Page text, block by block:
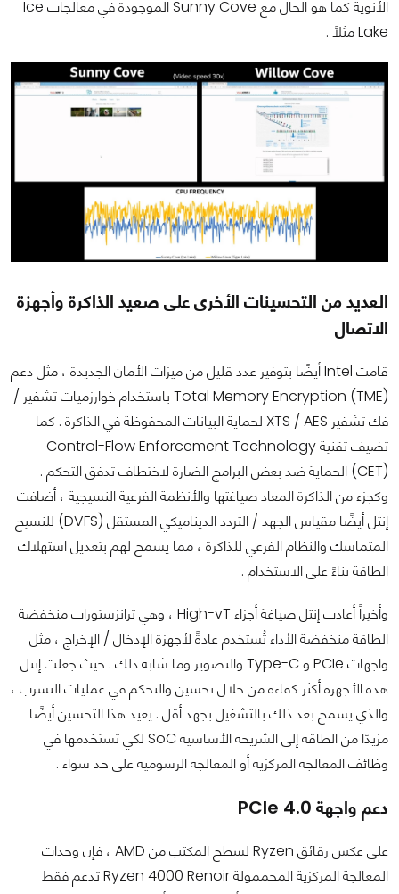
الأنوية كما هو الحال مع Sunny Cove الموجودة في معالجات Ice
Lake مثلاً .
العديد من التحسينات الأخرى على صعيد الذاكرة وأجهزة
الاتصال
قامت Intel أيضًا بتوفير عدد قليل من ميزات الأمان الجديدة ، مثل دعم
Total Memory Encryption (TME) باستخدام خوارزميات تشفير /
فك تشفير XTS / AES لحماية البيانات المحفوظة في الذاكرة . كما
تضيف تقنية Control-Flow Enforcement Technology
(CET) الحماية ضد بعض البرامج الضارة لاختطاف تدفق التحكم .
وكجزء من الذاكرة المعاد صياغتها والأنظمة الفرعية النسيجية ، أضافت
إنتل أيضًا مقياس الجهد / التردد الديناميكي المستقل (DVFS) للنسيج
المتماسك والنظام الفرعي للذاكرة ، مما يسمح لهم بتعديل استهلاك
الطاقة بناءً على الاستخدام .
وأخيراً
أعادت إنتل صياغة أجزاء High-vT ، وهي ترانزستورات منخفضة
الطاقة منخفضة الأداء تُستخدم عادةً لأجهزة الإدخال / الإخراج ، مثل
واجهات PCIe و Type-C والتصوير وما شابه ذلك . حيث جعلت إنتل
هذه الأجهزة أكثر كفاءة من خلال تحسين والتحكم في عمليات التسرب ،
والذي يسمح بعد ذلك بالتشغيل بجهد أقل . يعيد هذا التحسين أيضًا
مزيدًا من الطاقة إلى الشريحة الأساسية SoC لكي تستخدمها في
وظائف المعالجة المركزية أو المعالجة الرسومية على حد سواء .
دعم واجهة PCIe 4.0
على عكس رقائق Ryzen لسطح المكتب من AMD ، فإن وحدات
المعالجة المركزية المحممولة Ryzen 4000 Renoir تدعم فقط